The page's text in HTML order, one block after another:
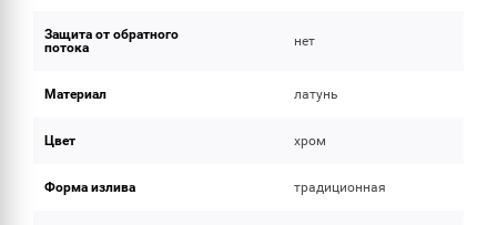
Защита от обратного
потока
нет
Материал латунь
Цвет хром
Форма излива традиционная